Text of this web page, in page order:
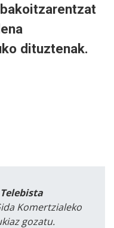
dituztenak.
Komertzialeko
gozatu.